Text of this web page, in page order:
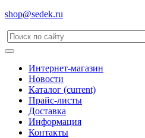
shop@sedek.ru
Интернет-магазин
Новости
Каталог (current)
Прайс-листы
Доставка
Информация
Контакты